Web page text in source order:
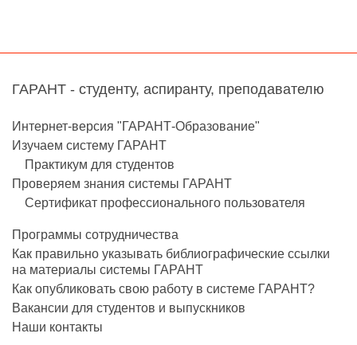
ГАРАНТ - студенту, аспиранту, преподавателю
Интернет-версия "ГАРАНТ-Образование"
Изучаем систему ГАРАНТ
Практикум для студентов
Проверяем знания системы ГАРАНТ
Сертификат профессионального пользователя
Программы сотрудничества
Как правильно указывать библиографические ссылки
на материалы системы ГАРАНТ
Как опубликовать свою работу в системе ГАРАНТ?
Вакансии для студентов и выпускников
Наши контакты